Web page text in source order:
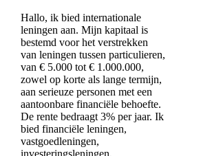
Hallo, ik bied internationale
leningen aan. Mijn kapitaal is
bestemd voor het verstrekken
van leningen tussen particulieren,
van € 5.000 tot € 1.000.000,
zowel op korte als lange termijn,
aan serieuze personen met een
aantoonbare financiële behoefte.
De rente bedraagt ​​3% per jaar. Ik
bied financiële leningen,
vastgoedleningen,